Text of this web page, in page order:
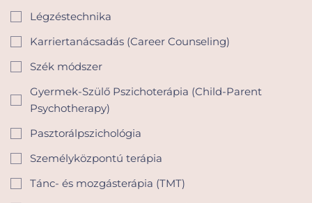
Légzéstechnika
Karriertanácsadás (Career Counseling)
Szék módszer
Gyermek-Szülő Pszichoterápia (Child-Parent
Psychotherapy)
Pasztorálpszichológia
Személyközpontú terápia
Tánc- és mozgásterápia (TMT)